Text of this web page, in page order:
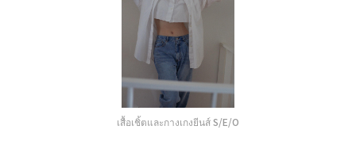
เสื้อเชิ้ตและกางเกงยีนส์ S/E/O